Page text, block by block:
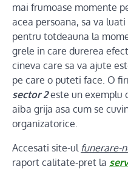
mai frumoase momente
acea persoana, sa va
pentru totdeauna la
grele in care durerea
cineva care sa va ajute
pe care o puteti face. O
sector 2este un exemplu
aiba grija asa cum se
organizatorice.
Accesati site-ul funerare-
raport calitate-pret la